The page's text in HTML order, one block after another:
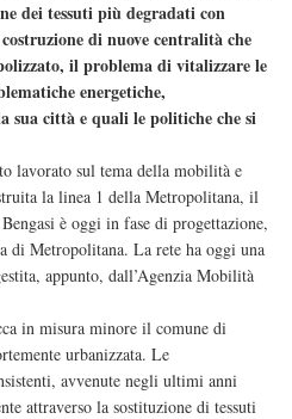
dei tessuti più degradati con
di nuove centralità che
il problema di vitalizzare le
energetiche,
città e quali le politiche che si
lavorato sul tema della mobilità e
la linea 1 della Metropolitana, il
è oggi in fase di progettazione,
di Metropolitana. La rete ha oggi una
appunto, dall’Agenzia Mobilità
in misura minore il comune di
urbanizzata. Le
avvenute negli ultimi anni
attraverso la sostituzione di tessuti